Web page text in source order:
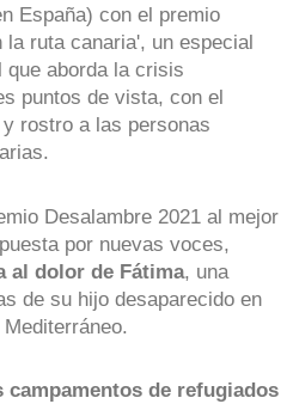
España) con el premio
ruta canaria', un especial
que aborda la crisis
puntos de vista, con el
rostro a las personas
Desalambre 2021 al mejor
por nuevas voces,
al dolor de Fátima, una
de su hijo desaparecido en
campamentos de refugiados